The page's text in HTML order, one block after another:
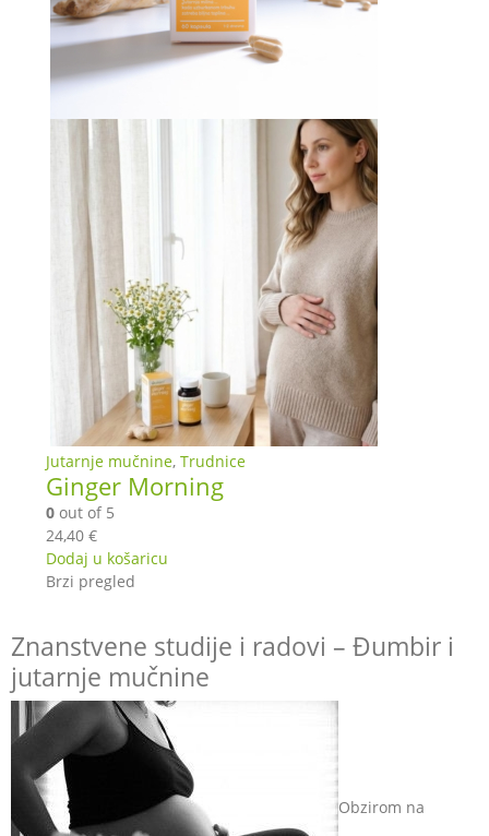
Jutarnje mučnine, Trudnice
Ginger Morning
0 out of 5
24,40 €
Dodaj u košaricu
Brzi pregled
Znanstvene studije i radovi – Đumbir i
jutarnje mučnine
Obzirom na